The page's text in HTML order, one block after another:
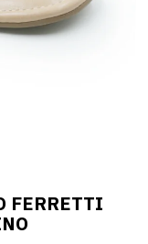
FERRETTI